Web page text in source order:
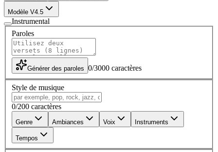
Modèle V4.5
Instrumental
Paroles
Générer des paroles 0/3000 caractères
Style de musique
0/200 caractères
Genre Ambiances Voix Instruments
Tempos